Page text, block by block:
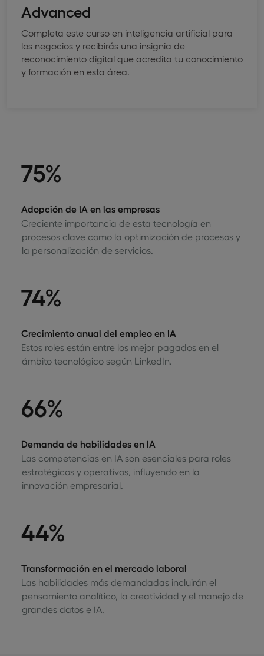
Advanced
Completa este curso en inteligencia artificial para
los negocios y recibirás una insignia de
reconocimiento digital que acredita tu conocimiento
y formación en esta área.
75%
Adopción de IA en las empresas
Creciente importancia de esta tecnología en
procesos clave como la optimización de procesos y
la personalización de servicios.
74%
Crecimiento anual del empleo en IA
Estos roles están entre los mejor pagados en el
ámbito tecnológico según LinkedIn.
66%
Demanda de habilidades en IA
Las competencias en IA son esenciales para roles
estratégicos y operativos, influyendo en la
innovación empresarial.
44%
Transformación en el mercado laboral
Las habilidades más demandadas incluirán el
pensamiento analítico, la creatividad y el manejo de
grandes datos e IA.